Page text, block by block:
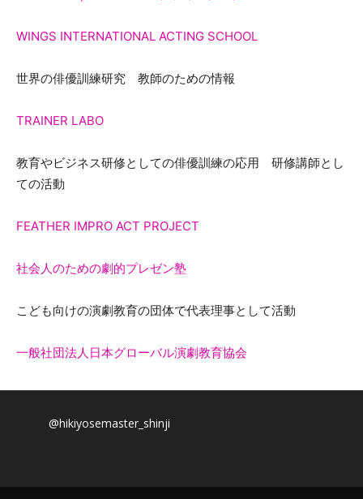
WINGS INTERNATIONAL ACTING SCHOOL
世界の俳優訓練研究 教師のための情報
TRAINER LABO
教育やビジネス研修としての俳優訓練の応用 研修講師とし
ての活動
FEATHER IMPRO ACT PROJECT
社会人のための劇的プレゼン塾
こども向けの演劇教育の団体で代表理事として活動
一般社団法人日本グローバル演劇教育協会
@hikiyosemaster_shinji